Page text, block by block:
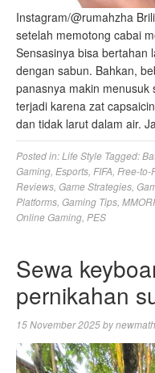
Instagram/@rumahzha
setelah memotong cabai
Sensasinya bisa bertahan
dengan sabun. Bahkan,
panasnya makin
terjadi karena zat
dan tidak larut dalam air.
Posted in:Life Style Tagged:
Gaming Esports FIFA Free-to-
Reviews Game Strategies
Platforms Gaming Tips
Online Gaming PES
Sewa
pernikahan
15 November 2025bynewmath